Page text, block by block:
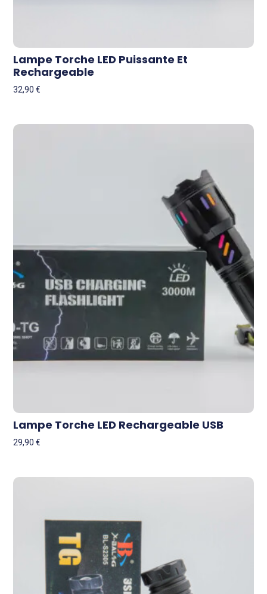
Lampe Torche LED Puissante Et
Rechargeable
32,90€
Lampe Torche LED Rechargeable USB
29,90€